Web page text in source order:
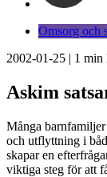
Omsorg och
2002-01-25 | 1 min
Askim
Många
och utflyttning i
skapar en
viktiga steg för att